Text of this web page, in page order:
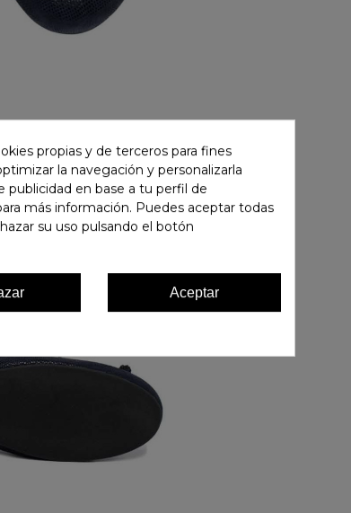
propias y de terceros para fines
la navegación y personalizarla
publicidad en base a tu perfil de
más información. Puedes aceptar todas
su uso pulsando el botón
Aceptar